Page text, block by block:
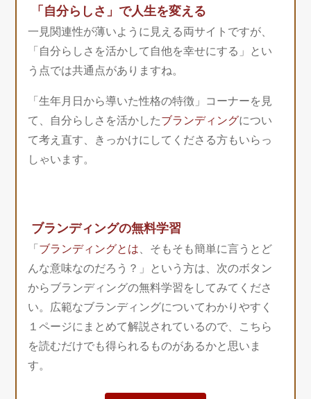
「自分らしさ」で人生を変える
一見関連性が薄いように見える両サイトですが、
「自分らしさを活かして自他を幸せにする」とい
う点では共通点がありますね。
「生年月日から導いた性格の特徴」コーナーを見
て、自分らしさを活かしたブランディングについ
て考え直す、きっかけにしてくださる方もいらっ
しゃいます。
ブランディングの無料学習
「ブランディングとは、そもそも簡単に言うとど
んな意味なのだろう？」という方は、次のボタン
からブランディングの無料学習をしてみてくださ
い。広範なブランディングについてわかりやすく
１ページにまとめて解説されているので、こちら
を読むだけでも得られるものがあるかと思いま
す。